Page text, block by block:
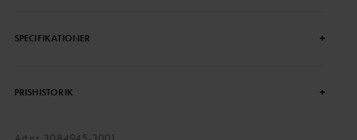
SPECIFIKATIONER +
PRISHISTORIK +